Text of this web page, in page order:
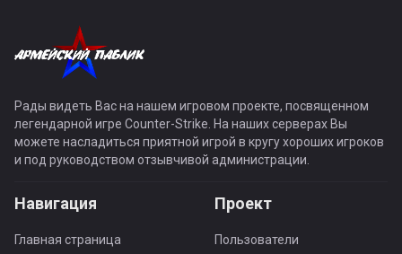
Рады видеть Вас на нашем игровом проекте, посвященном
легендарной игре Counter-Strike. На наших серверах Вы
можете насладиться приятной игрой в кругу хороших игроков
и под руководством отзывчивой администрации.
Навигация
Главная страница
Проект
Пользователи